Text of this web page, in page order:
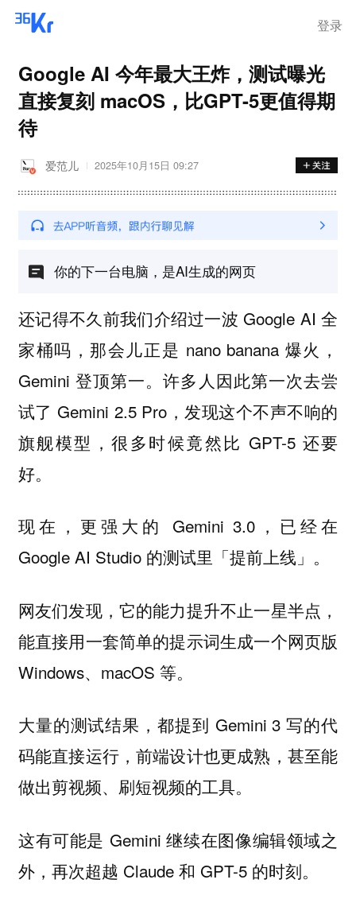
登录
Google AI 今年最大王炸，测试曝光
直接复刻 macOS，比GPT-5更值得期
待
爱范儿 2025年10月15日 09:27
你的下一台电脑，是AI生成的网页
还记得不久前我们介绍过一波 Google AI 全
家桶吗，那会儿正是 nano banana 爆火，
Gemini 登顶第一。许多人因此第一次去尝
试了 Gemini 2.5 Pro，发现这个不声不响的
旗舰模型，很多时候竟然比 GPT-5 还要
好。
现在，更强大的 Gemini 3.0，已经在
Google AI Studio 的测试里「提前上线」。
网友们发现，它的能力提升不止一星半点，
能直接用一套简单的提示词生成一个网页版
Windows、macOS 等。
大量的测试结果，都提到 Gemini 3 写的代
码能直接运行，前端设计也更成熟，甚至能
做出剪视频、刷短视频的工具。
这有可能是 Gemini 继续在图像编辑领域之
外，再次超越 Claude 和 GPT-5 的时刻。